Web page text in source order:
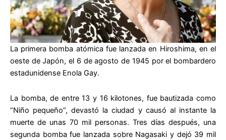
La primera bomba atómica fue lanzada en Hiroshima, en el
oeste de Japón, el 6 de agosto de 1945 por el bombardero
estadunidense Enola Gay.
La bomba, de entre 13 y 16 kilotones, fue bautizada como
“Niño pequeño”, devastó la ciudad y causó al instante la
muerte de unas 70 mil personas. Tres días después, una
segunda bomba fue lanzada sobre Nagasaki y dejó 39 mil